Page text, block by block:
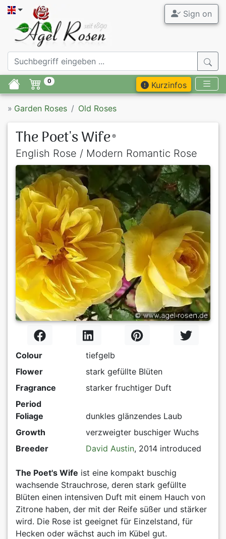
Sign on
0 Kurzinfos
» Garden Roses Old Roses
The Poet's Wife ®
English Rose / Modern Romantic Rose
Colour
tiefgelb
Flower
stark gefüllte Blüten
Fragrance
starker fruchtiger Duft
Period
Foliage
dunkles glänzendes Laub
Growth
verzweigter buschiger Wuchs
Breeder
David Austin, 2014 introduced
The Poet's Wife ist eine kompakt buschig
wachsende Strauchrose, deren stark gefüllte
Blüten einen intensiven Duft mit einem Hauch von
Zitrone haben, der mit der Reife süßer und stärker
wird. Die Rose ist geeignet für Einzelstand, für
Hecken oder wächst auch im Kübel gut.